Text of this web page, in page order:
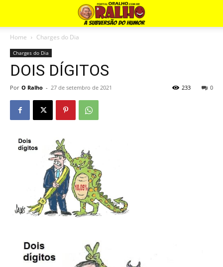
Home Charges do Dia
Charges do Dia
DOIS DÍGITOS
Por O Ralho - 27 de setembro de 2021 0
233